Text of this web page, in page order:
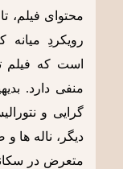
محتوای فیلم،
رویکردِ میانه
است که فیلم
منفی دارد.
گرایی و
دیگر، ناله ها
متعرض در